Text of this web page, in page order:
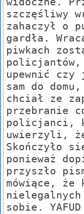
szczęśliwy
zahaczył o
gardła.
piwkach
upewnić
sam do
chciał ze
przebranie
policjanci,
uwierzyli,
Skończyło
ponieważ
przyszło
mówiące, że
sobie. YAFUD